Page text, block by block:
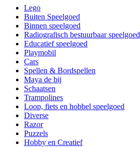
Lego
Buiten Speelgoed
Binnen speelgoed
Radiografisch bestuurbaar speelgoed
Educatief speelgoed
Playmobil
Cars
Spellen & Bordspellen
Maya de bij
Schaatsen
Trampolines
Loop, fiets en hobbel speelgoed
Diverse
Razor
Puzzels
Hobby en Creatief